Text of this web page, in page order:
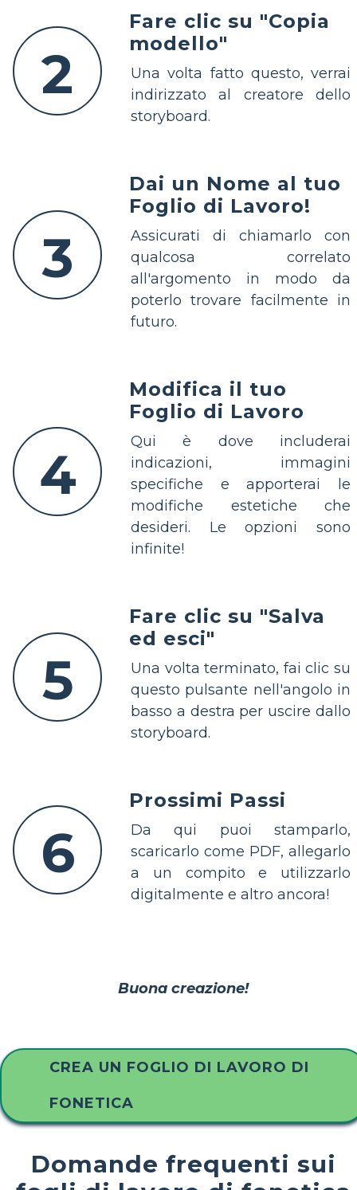
2
Fare clic su "Copia
modello"
Una volta fatto questo, verrai
indirizzato al creatore dello
storyboard.
3
Dai un Nome al tuo
Foglio di Lavoro!
Assicurati di chiamarlo con
qualcosa correlato
all'argomento in modo da
poterlo trovare facilmente in
futuro.
4
Modifica il tuo
Foglio di Lavoro
Qui è dove includerai
indicazioni, immagini
specifiche e apporterai le
modifiche estetiche che
desideri. Le opzioni sono
infinite!
5
Fare clic su "Salva
ed esci"
Una volta terminato, fai clic su
questo pulsante nell'angolo in
basso a destra per uscire dallo
storyboard.
6
Prossimi Passi
Da qui puoi stamparlo,
scaricarlo come PDF, allegarlo
a un compito e utilizzarlo
digitalmente e altro ancora!
Buona creazione!
CREA UN FOGLIO DI LAVORO DI
FONETICA
Domande frequenti sui